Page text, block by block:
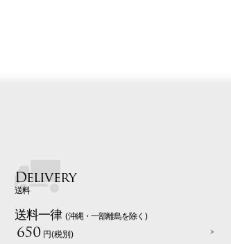
Delivery
送料
送料一律 (沖縄・一部離島を除く)
650 円(税別)